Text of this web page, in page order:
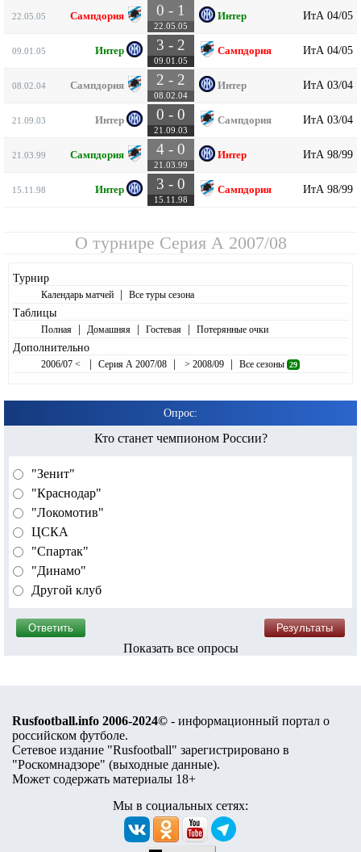
22.05.05 Сампдория 0 - 1
22.05.05
Интер ИтА 04/05
09.01.05 Интер 3 - 2
09.01.05
Сампдория ИтА 04/05
08.02.04 Сампдория 2 - 2
08.02.04
Интер ИтА 03/04
21.09.03 Интер 0 - 0
21.09.03
Сампдория ИтА 03/04
21.03.99 Сампдория 4 - 0
21.03.99
Интер ИтА 98/99
15.11.98 Интер 3 - 0
15.11.98
Сампдория ИтА 98/99
О турнире Серия А 2007/08
Турнир
Календарь матчей | Все туры сезона
Таблицы
Полная | Домашняя | Гостевая | Потерянные очки
Дополнительно
2006/07 < | Серия А 2007/08 | > 2008/09 | Все сезоны 29
Опрос:
Кто станет чемпионом России?
"Зенит"
"Краснодар"
"Локомотив"
ЦСКА
"Спартак"
"Динамо"
Другой клуб
Показать все опросы
Rusfootball.info 2006-2024© - информационный портал о
российском футболе.
Сетевое издание "Rusfootball" зарегистрировано в
"Роскомнадзоре" (выходные данные).
Может содержать материалы 18+
Мы в социальных сетях: